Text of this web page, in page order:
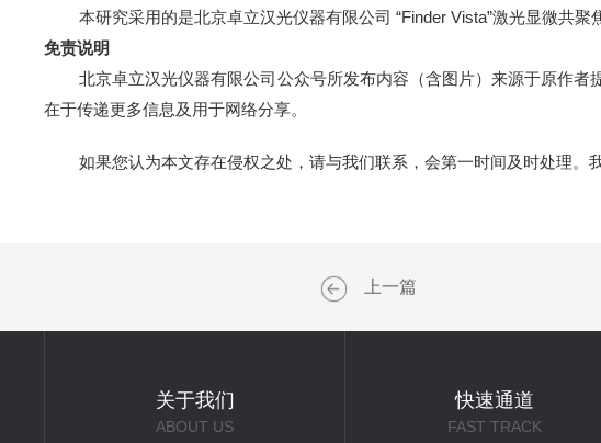
本研究采用的是北京卓立汉光仪器有限公司“Finder Vista”激光显微共聚
免责说明
北京卓立汉光仪器有限公司公众号所发布内容（含图片）来源于原作
在于传递更多信息及用于网络分享。
如果您认为本文存在侵权之处，请与我们联系，会第一时间及时处理。
上一篇
关于我们
ABOUT US
快速通道
FAST TRACK